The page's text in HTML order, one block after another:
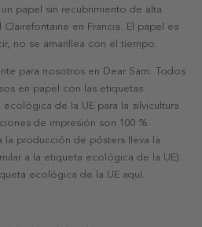
papel sin recubrimiento de alta
en Francia. El papel es
no se amarillea con el tiempo.
para nosotros en Dear Sam. Todos
en papel con las etiquetas
de la UE para la silvicultura
de impresión son 100 %
la producción de pósters lleva la
a la etiqueta ecológica de la UE).
ecológica de la UE aquí.